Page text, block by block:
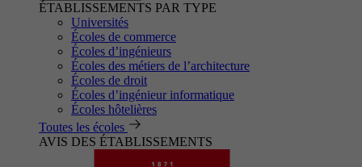
ÉTABLISSEMENTS PAR TYPE
Universités
Écoles de commerce
Écoles d’ingénieurs
Écoles des métiers de l’architecture
Écoles de droit
Écoles d’ingénieur informatique
Écoles hôtelières
Toutes les écoles
AVIS DES ÉTABLISSEMENTS